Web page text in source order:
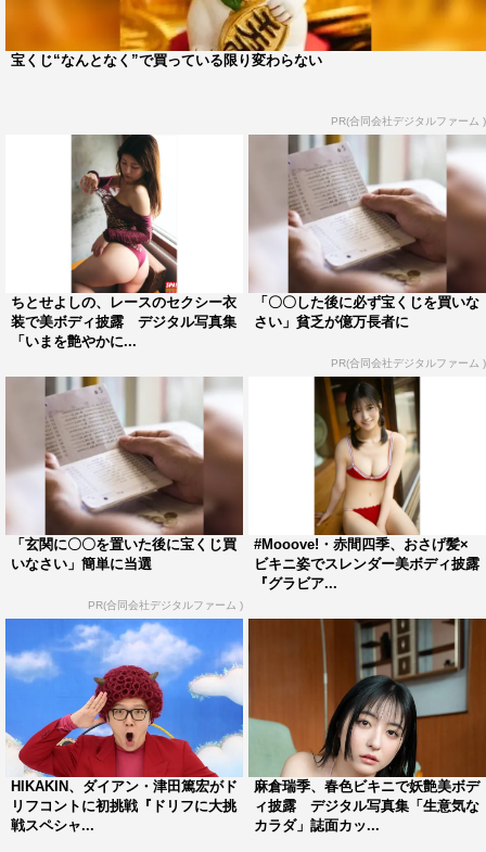
宝くじ“なんとなく”で買っている限り変わらない
PR(合同会社デジタルファーム )
ちとせよしの、レースのセクシー衣
装で美ボディ披露 デジタル写真集
「いまを艶やかに...
「〇〇した後に必ず宝くじを買いな
さい」貧乏が億万長者に
PR(合同会社デジタルファーム )
「玄関に〇〇を置いた後に宝くじ買
いなさい」簡単に当選
PR(合同会社デジタルファーム )
#Mooove!・赤間四季、おさげ髪×
ビキニ姿でスレンダー美ボディ披露
『グラビア...
HIKAKIN、ダイアン・津田篤宏がド
リフコントに初挑戦『ドリフに大挑
戦スペシャ...
麻倉瑞季、春色ビキニで妖艶美ボデ
ィ披露 デジタル写真集「生意気な
カラダ」誌面カッ...